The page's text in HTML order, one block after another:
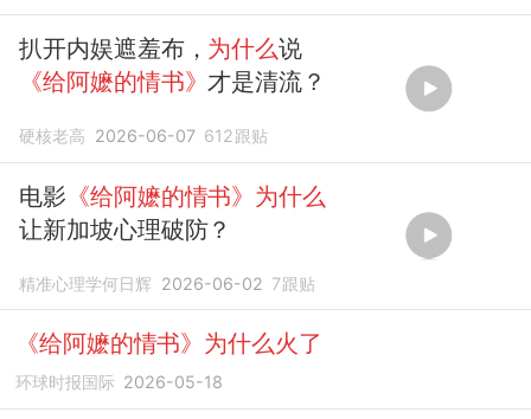
扒开内娱遮羞布， 为什么说
《给阿嬷的情书》才是清流？
硬核老高 2026-06-07 612跟贴
电影 《给阿嬷的情书》为什么
让新加坡心理破防？
精准心理学何日辉 2026-06-02 7跟贴
《给阿嬷的情书》为什么火了
环球时报国际 2026-05-18